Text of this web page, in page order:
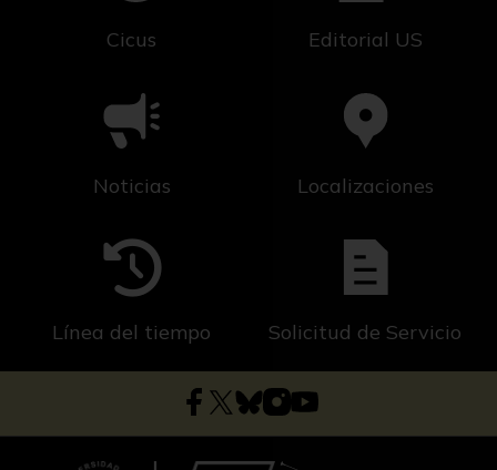
Cicus Editorial US
Noticias Localizaciones
Línea del tiempo Solicitud de Servicio